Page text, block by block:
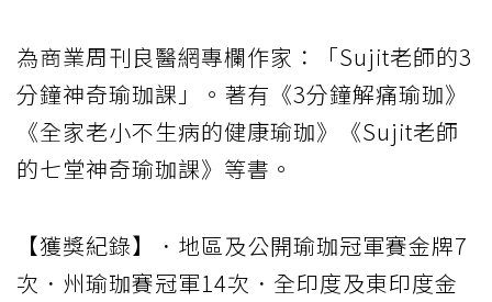
為商業周刊良醫網專欄作家：「Sujit老師的3
分鐘神奇瑜珈課」。著有《3分鐘解痛瑜珈》
《全家老小不生病的健康瑜珈》《Sujit老師
的七堂神奇瑜珈課》等書。
【獲獎紀錄】．地區及公開瑜珈冠軍賽金牌7
次．州瑜珈賽冠軍14次．全印度及東印度金